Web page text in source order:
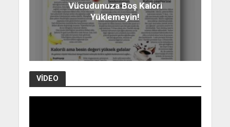
Vücudunuza Boş Kalori
Yüklemeyin!
VIDEO